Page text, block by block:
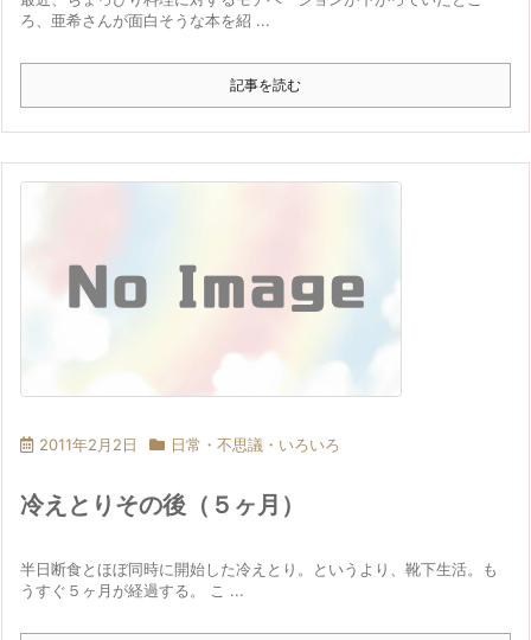
ろ、亜希さんが面白そうな本を紹 ...
記事を読む
2011年2月2日 日常・不思議・いろいろ
冷えとりその後（５ヶ月）
半日断食とほぼ同時に開始した冷えとり。というより、靴下生活。も
うすぐ５ヶ月が経過する。 こ ...